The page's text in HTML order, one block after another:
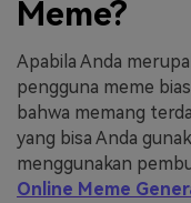
Meme?
Apabila Anda
pengguna meme
bahwa memang
yang bisa Anda
menggunakan
Online Meme